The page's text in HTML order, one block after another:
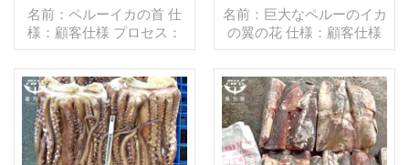
した
名前：ペルーイカの首 仕
様：顧客仕様 プロセス：
洗浄済み グレージング：
BQF 40％（カスタマイズ
可能） 包装：1kg/バッ
グ,10kg /織りバッグ（カ
スタマイズ可能） 販売モ
デル：卸売/輸出 min .注
文：20フィートコンテ
続きを読む
名前：巨大なペルーのイカ
の翼の花 仕様：顧客仕様
プロセス：白化 グレージ
ング：IQF 40％（カスタ
マイズ可能） 包装：1kg/
バッグ,10kg /織りバッグ
（カスタマイズ可能） 販
売モデル：卸売/輸出 min .
注文：20フィートコンテ
続きを読む